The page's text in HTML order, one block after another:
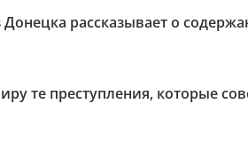
рассказывает о
те преступления, которые